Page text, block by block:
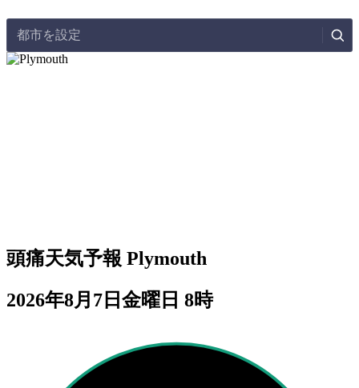
都市を設定
頭痛天気予報 Plymouth
2026年8月7日金曜日 8時